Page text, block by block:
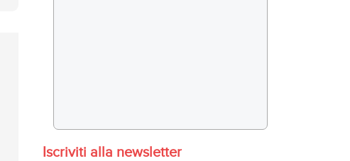
Iscriviti alla newsletter